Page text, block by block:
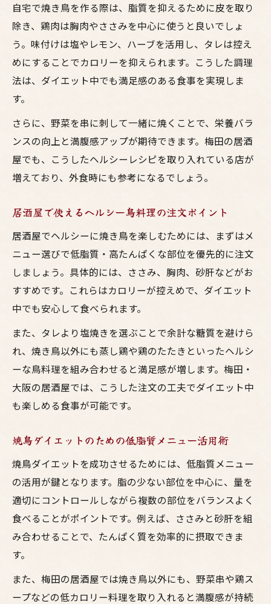
自宅で焼き鳥を作る際は、脂質を抑えるために皮を取り
除き、鶏肉は胸肉やささみを中心に使うと良いでしょ
う。味付けは塩やレモン、ハーブを活用し、タレは控え
めにすることでカロリーを抑えられます。こうした調理
法は、ダイエット中でも満足感のある食事を実現しま
す。
さらに、野菜を串に刺して一緒に焼くことで、栄養バラ
ンスの向上と満腹感アップが期待できます。梅田の居酒
屋でも、こうしたヘルシーレシピを取り入れている店が
増えており、外食時にも参考になるでしょう。
居酒屋で使えるヘルシー鳥料理の注文ポイント
居酒屋でヘルシーに焼き鳥を楽しむためには、まずはメ
ニュー選びで低脂質・高たんぱくな部位を優先的に注文
しましょう。具体的には、ささみ、胸肉、砂肝などがお
すすめです。これらはカロリーが控えめで、ダイエット
中でも安心して食べられます。
また、タレより塩焼きを選ぶことで余計な糖質を避けら
れ、焼き鳥以外にも蒸し鶏や鶏のたたきといったヘルシ
ーな鳥料理を組み合わせると満足感が増します。梅田・
大阪の居酒屋では、こうした注文の工夫でダイエット中
も楽しめる食事が可能です。
焼鳥ダイエットのための低脂質メニュー活用術
焼鳥ダイエットを成功させるためには、低脂質メニュー
の活用が鍵となります。脂の少ない部位を中心に、量を
適切にコントロールしながら複数の部位をバランスよく
食べることがポイントです。例えば、ささみと砂肝を組
み合わせることで、たんぱく質を効率的に摂取できま
す。
また、梅田の居酒屋では焼き鳥以外にも、野菜串や鶏ス
ープなどの低カロリー料理を取り入れると満腹感が持続